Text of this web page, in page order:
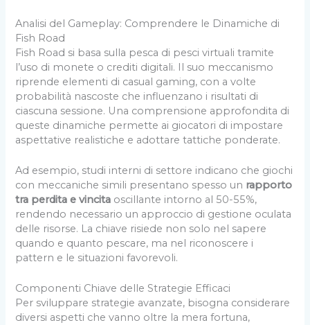
Analisi del Gameplay: Comprendere le Dinamiche di
Fish Road
Fish Road si basa sulla pesca di pesci virtuali tramite
l’uso di monete o crediti digitali. Il suo meccanismo
riprende elementi di casual gaming, con a volte
probabilità nascoste che influenzano i risultati di
ciascuna sessione. Una comprensione approfondita di
queste dinamiche permette ai giocatori di impostare
aspettative realistiche e adottare tattiche ponderate.
Ad esempio, studi interni di settore indicano che giochi
con meccaniche simili presentano spesso un rapporto
tra perdita e vincita oscillante intorno al 50-55%,
rendendo necessario un approccio di gestione oculata
delle risorse. La chiave risiede non solo nel sapere
quando e quanto pescare, ma nel riconoscere i
pattern e le situazioni favorevoli.
Componenti Chiave delle Strategie Efficaci
Per sviluppare strategie avanzate, bisogna considerare
diversi aspetti che vanno oltre la mera fortuna,